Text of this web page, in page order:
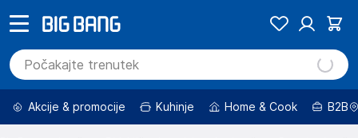
Akcije & promocije Kuhinje Home & Cook B2B